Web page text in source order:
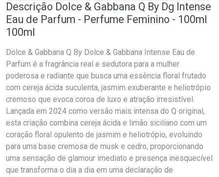
Descrição Dolce & Gabbana Q By Dg Intense
Eau de Parfum - Perfume Feminino - 100ml
100ml
Dolce & Gabbana Q By Dolce & Gabbana Intense Eau de
Parfum é a fragrância real e sedutora para a mulher
poderosa e radiante que busca uma essência floral frutado
com cereja ácida suculenta, jasmim exuberante e heliotrópio
cremoso que evoca coroa de luxo e atração irresistível.
Lançada em 2024 como versão mais intensa do Q original,
esta criação combina cereja ácida e limão siciliano com um
coração floral opulento de jasmim e heliotrópio, evoluindo
para uma base cremosa de musk e cedro, proporcionando
uma sensação de glamour imediato e presença inesquecível
que transforma o dia a dia em uma declaração de